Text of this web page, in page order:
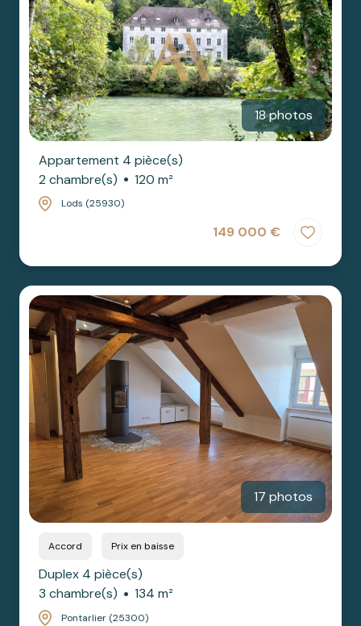
18 photos
Appartement 4 pièce(s)
2 chambre(s)
120 m²
Lods (25930)
149 000 €
17 photos
Accord Prix en baisse
Duplex 4 pièce(s)
3 chambre(s)
134 m²
Pontarlier (25300)